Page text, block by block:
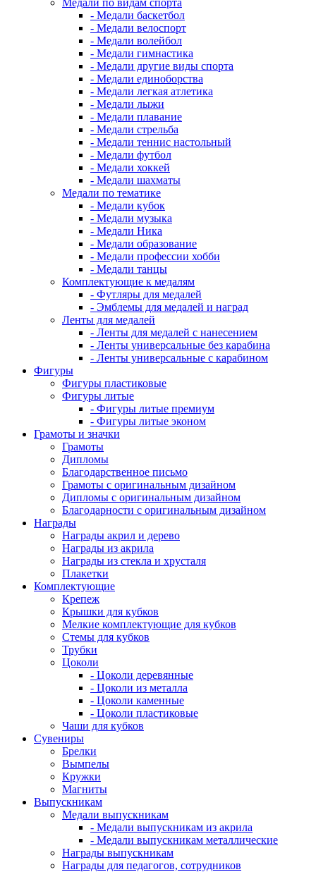
Медали по видам спорта
- Медали баскетбол
- Медали велоспорт
- Медали волейбол
- Медали гимнастика
- Медали другие виды спорта
- Медали единоборства
- Медали легкая атлетика
- Медали лыжи
- Медали плавание
- Медали стрельба
- Медали теннис настольный
- Медали футбол
- Медали хоккей
- Медали шахматы
Медали по тематике
- Медали кубок
- Медали музыка
- Медали Ника
- Медали образование
- Медали профессии хобби
- Медали танцы
Комплектующие к медалям
- Футляры для медалей
- Эмблемы для медалей и наград
Ленты для медалей
- Ленты для медалей с нанесением
- Ленты универсальные без карабина
- Ленты универсальные с карабином
Фигуры
Фигуры пластиковые
Фигуры литые
- Фигуры литые премиум
- Фигуры литые эконом
Грамоты и значки
Грамоты
Дипломы
Благодарственное письмо
Грамоты с оригинальным дизайном
Дипломы с оригинальным дизайном
Благодарности с оригинальным дизайном
Награды
Награды акрил и дерево
Награды из акрила
Награды из стекла и хрусталя
Плакетки
Комплектующие
Крепеж
Крышки для кубков
Мелкие комплектующие для кубков
Стемы для кубков
Трубки
Цоколи
- Цоколи деревянные
- Цоколи из металла
- Цоколи каменные
- Цоколи пластиковые
Чаши для кубков
Сувениры
Брелки
Вымпелы
Кружки
Магниты
Выпускникам
Медали выпускникам
- Медали выпускникам из акрила
- Медали выпускникам металлические
Награды выпускникам
Награды для педагогов, сотрудников